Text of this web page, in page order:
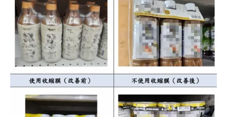
點」（草案）研商會，希望讓業者在自家產品上標明循環
標誌認證，進一步推動相關商品與服務。不同於過往環保
標章依據國際標準（ISO 14024）檢視多重環境衝擊指
標，循環標誌無嚴苛的準則，而是著重資源循環效益，引
導企業納入循環經濟模式。此外，循環標誌不與其他環保
標章互斥，如取得綠建材標章、低碳建築標示的產品，也
可以申請循環標誌。循環標誌目前採鼓勵性質的自願申請